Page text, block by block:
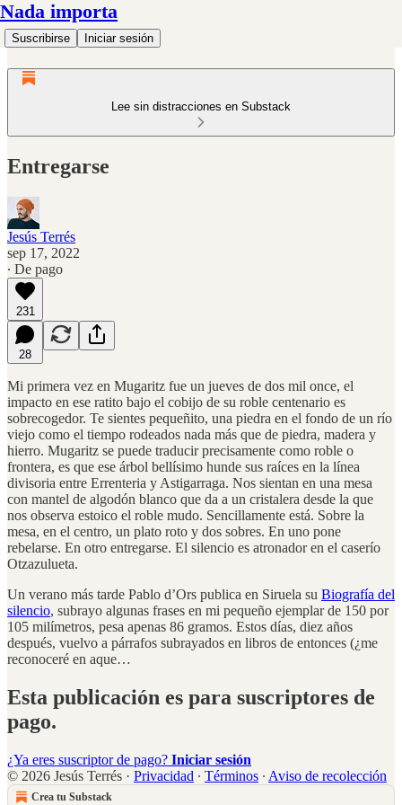
Nada importa
Suscribirse Iniciar sesión
Lee sin distracciones en Substack
Entregarse
Jesús Terrés
sep 17, 2022
∙ De pago
231
28
Mi primera vez en Mugaritz fue un jueves de dos mil once, el
impacto en ese ratito bajo el cobijo de su roble centenario es
sobrecogedor. Te sientes pequeñito, una piedra en el fondo de un río
viejo como el tiempo rodeados nada más que de piedra, madera y
hierro. Mugaritz se puede traducir precisamente como roble o
frontera, es que ese árbol bellísimo hunde sus raíces en la línea
divisoria entre Errenteria y Astigarraga. Nos sientan en una mesa
con mantel de algodón blanco que da a un cristalera desde la que
nos observa estoico el roble mudo. Sencillamente está. Sobre la
mesa, en el centro, un plato roto y dos sobres. En uno pone
rebelarse. En otro entregarse. El silencio es atronador en el caserío
Otzazulueta.
Un verano más tarde Pablo d’Ors publica en Siruela su Biografía del
silencio, subrayo algunas frases en mi pequeño ejemplar de 150 por
105 milímetros, pesa apenas 86 gramos. Estos días, diez años
después, vuelvo a párrafos subrayados en libros de entonces (¿me
reconoceré en aque…
Esta publicación es para suscriptores de
pago.
¿Ya eres suscriptor de pago? Iniciar sesión
© 2026 Jesús Terrés · Privacidad ∙ Términos ∙ Aviso de recolección
Crea tu Substack